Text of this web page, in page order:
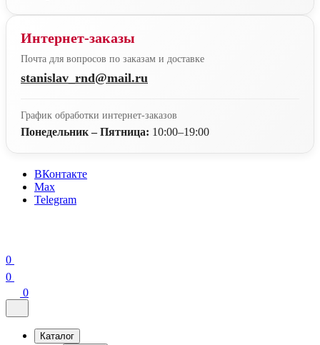
Интернет-заказы
Почта для вопросов по заказам и доставке
stanislav_rnd@mail.ru
График обработки интернет-заказов
Понедельник – Пятница: 10:00–19:00
ВКонтакте
Max
Telegram
0
0
0
Каталог